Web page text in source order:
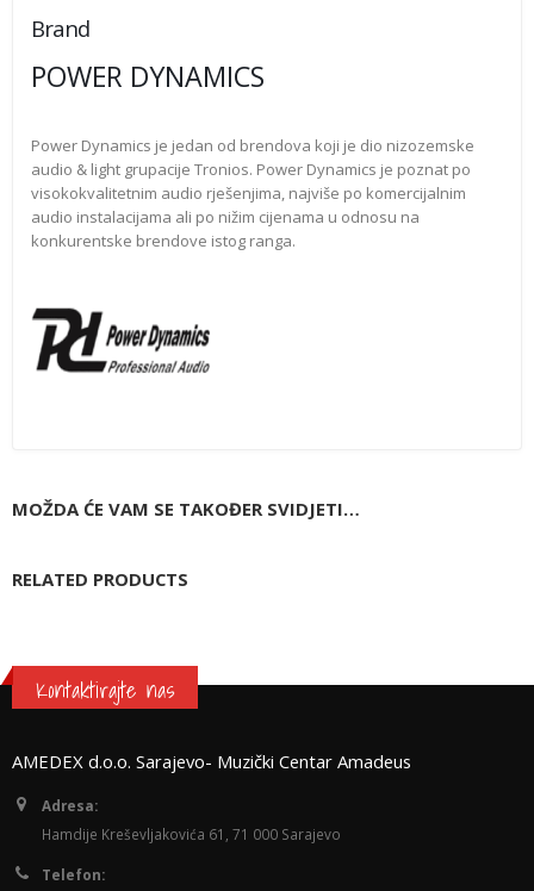
Brand
POWER DYNAMICS
Power Dynamics je jedan od brendova koji je dio nizozemske
audio & light grupacije Tronios. Power Dynamics je poznat po
visokokvalitetnim audio rješenjima, najviše po komercijalnim
audio instalacijama ali po nižim cijenama u odnosu na
konkurentske brendove istog ranga.
MOŽDA ĆE VAM SE TAKOĐER SVIDJETI…
RELATED PRODUCTS
Kontaktirajte nas
AMEDEX d.o.o. Sarajevo- Muzički Centar Amadeus
Adresa:
Hamdije Kreševljakovića 61, 71 000 Sarajevo
Telefon: